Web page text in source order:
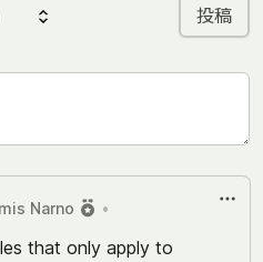
投稿
Narno •
that only apply to